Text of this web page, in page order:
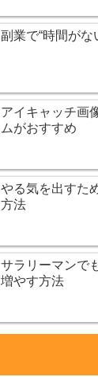
副業で“時間がな
アイキャッチ画
ムがおすすめ
やる気を出すた
方法
サラリーマンで
増やす方法